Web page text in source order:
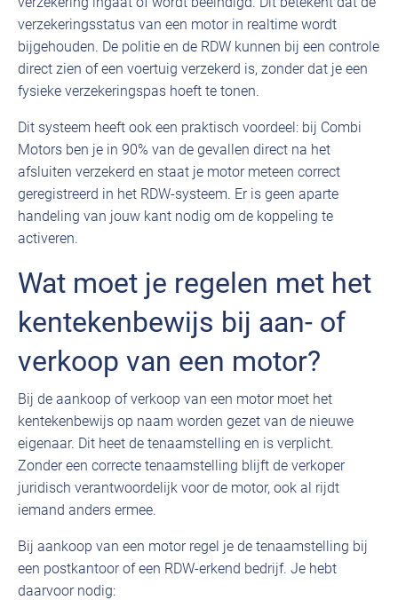
verzekeringsstatus van een motor in realtime wordt
bijgehouden. De politie en de RDW kunnen bij een controle
direct zien of een voertuig verzekerd is, zonder dat je een
fysieke verzekeringspas hoeft te tonen.
Dit systeem heeft ook een praktisch voordeel: bij Combi
Motors ben je in 90% van de gevallen direct na het
afsluiten verzekerd en staat je motor meteen correct
geregistreerd in het RDW-systeem. Er is geen aparte
handeling van jouw kant nodig om de koppeling te
activeren.
Wat moet je regelen met het
kentekenbewijs bij aan- of
verkoop van een motor?
Bij de aankoop of verkoop van een motor moet het
kentekenbewijs op naam worden gezet van de nieuwe
eigenaar. Dit heet de tenaamstelling en is verplicht.
Zonder een correcte tenaamstelling blijft de verkoper
juridisch verantwoordelijk voor de motor, ook al rijdt
iemand anders ermee.
Bij aankoop van een motor regel je de tenaamstelling bij
een postkantoor of een RDW-erkend bedrijf. Je hebt
daarvoor nodig: